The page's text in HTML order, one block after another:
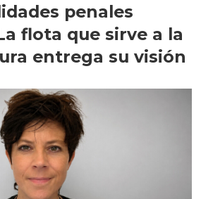
penales
flota que sirve a la
entrega su visión